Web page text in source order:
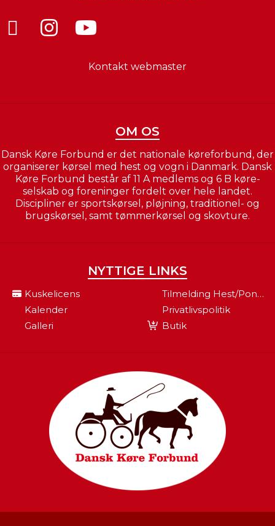
Kontakt webmaster
OM OS
Dansk Køre Forbund er det nationale køreforbund, der
organiserer kørsel med hest og vogn i Danmark. Dansk
Køre Forbund består af 11 A medlems og 6 B køre-
selskab og foreninger fordelt over hele landet.
Discipliner er sportskørsel, pløjning, traditionel- og
brugskørsel, samt tømmerkørsel og skovture.
NYTTIGE LINKS
Kuskelicens
Tilmelding Hest/pony Til Fei
Kalender
Privatlivspolitik
Galleri
Butik